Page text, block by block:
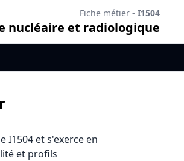
Fiche métier - I1504
nucléaire et radiologique
I1504 et s'exerce en
et profils